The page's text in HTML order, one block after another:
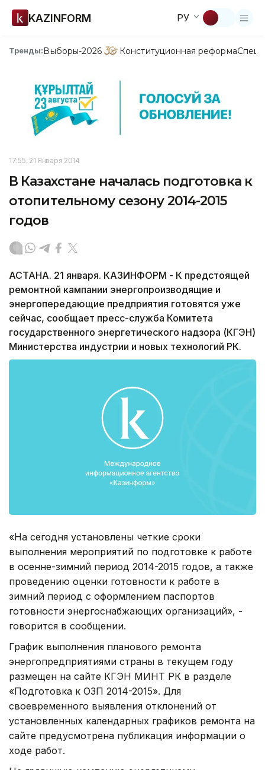
KAZINFORM РУ
Тренды:Выборы-2026 Конституционная реформа
17:55, 21 Января 2014
В Казахстане началась подготовка к
отопительному сезону 2014-2015
годов
АСТАНА. 21 января. КАЗИНФОРМ - К предстоящей
ремонтной кампании энергопроизводящие и
энергопередающие предприятия готовятся уже
сейчас, сообщает пресс-служба Комитета
государственного энергетического надзора (КГЭН)
Министерства индустрии и новых технологий РК.
«На сегодня установлены четкие сроки
выполнения мероприятий по подготовке к работе
в осенне-зимний период 2014-2015 годов, а также
проведению оценки готовности к работе в
зимний период с оформлением паспортов
готовности энергоснабжающих организаций», -
говорится в сообщении.
График выполнения планового ремонта
энергопредприятиями страны в текущем году
размещен на сайте КГЭН МИНТ РК в разделе
«Подготовка к ОЗП 2014-2015». Для
своевременного выявления отклонений от
установленных календарных графиков ремонта на
сайте предусмотрена публикация информации о
ходе работ.